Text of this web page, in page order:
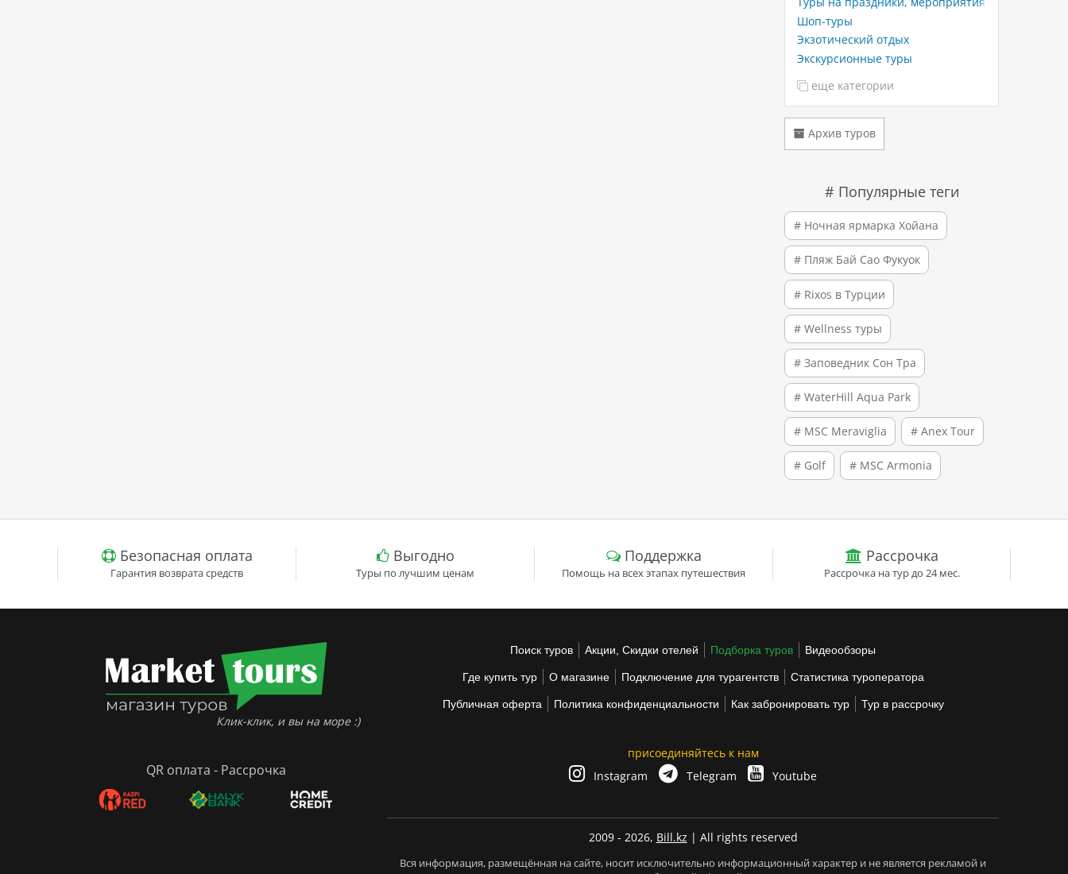
Шоп-туры
Экзотический отдых
Экскурсионные туры
еще категории
Архив туров
# Популярные теги
# Ночная ярмарка Хойана
# Пляж Бай Сао Фукуок
# Rixos в Турции
# Wellness туры
# Заповедник Сон Тра
# WaterHill Aqua Park
# MSC Meraviglia # Anex Tour
# Golf # MSC Armonia
Безопасная оплата
Гарантия возврата средств
Выгодно
Туры по лучшим ценам
Поддержка
Помощь на всех этапах путешествия
Рассрочка
Рассрочка на тур до 24 мес.
Клик-клик, и вы на море :)
QR оплата - Рассрочка
Поиск туров Акции, Скидки отелей Подборка туров Видеообзоры
Где купить тур О магазине Подключение для турагентств Статистика туроператора
Публичная оферта Политика конфиденциальности Как забронировать тур Тур в рассрочку
присоединяйтесь к нам
Instagram
Telegram Youtube
2009 - 2026, Bill.kz | All rights reserved
Вся информация, размещённая на сайте, носит исключительно информационный характер и не является рекламой и